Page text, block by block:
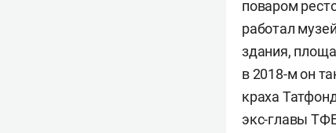
поваром
работал
здания,
в 2018-м он
краха
экс-главы